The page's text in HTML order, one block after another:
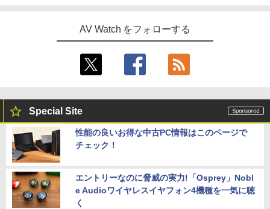
AV Watch をフォローする
Special Site
性能の良いお得な中古PC情報はこのページで
チェック！
エントリーなのに脅威の実力!「Osprey」Nobl
e Audioワイヤレスイヤフォン4機種を一気に聴
く